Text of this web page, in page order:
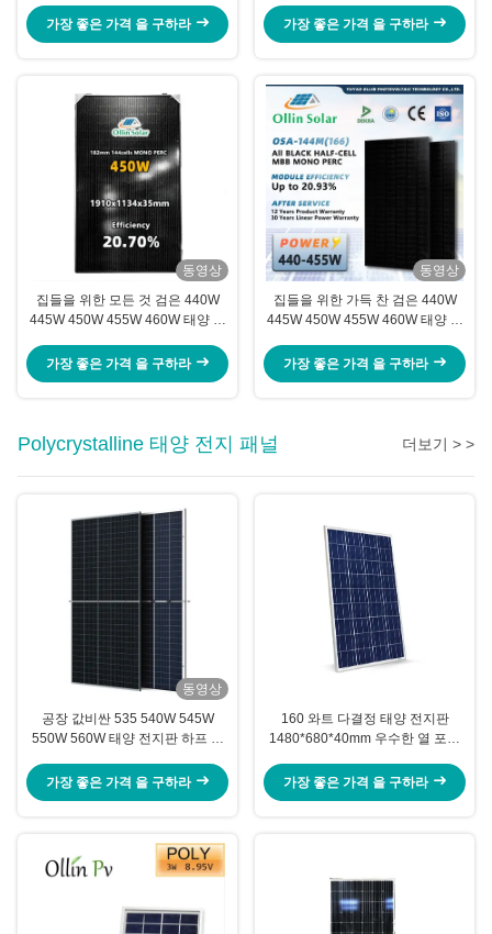
가장 좋은 가격 을 구하라 가장 좋은 가격 을 구하라
동영상
집들을 위한 모든 것 검은 440W
445W 450W 455W 460W 태양 전
지 태양 전지판 장비
가장 좋은 가격 을 구하라
동영상
집들을 위한 가득 찬 검은 440W
445W 450W 455W 460W 태양 전
지 태양 전지판 장비
가장 좋은 가격 을 구하라
Polycrystalline 태양 전지 패널 더보기 > >
동영상
공장 값비싼 535 540W 545W
550W 560W 태양 전지판 하프 커
비스
가장 좋은 가격 을 구하라
160 와트 다결정 태양 전지판
1480*680*40mm 우수한 열 포용
가장 좋은 가격 을 구하라